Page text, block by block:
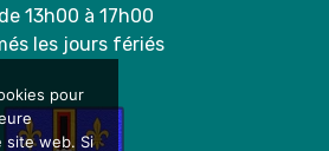
13h00 à 17h00
les jours fériés
pour
site web. Si